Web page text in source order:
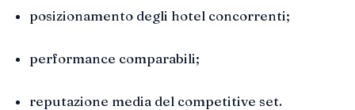
posizionamento degli hotel concorrenti;
performance comparabili;
reputazione media del competitive set.